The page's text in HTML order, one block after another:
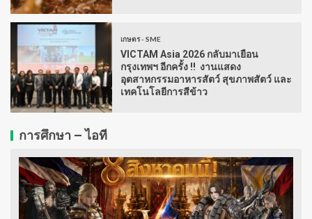
เกษตร - SME
VICTAM Asia 2026 กลับมาเยือน
กรุงเทพฯ อีกครั้ง !! งานแสดง
อุตสาหกรรมอาหารสัตว์ สุขภาพสัตว์ และ
เทคโนโลยีการสีข้าว
การศึกษา – ไอที